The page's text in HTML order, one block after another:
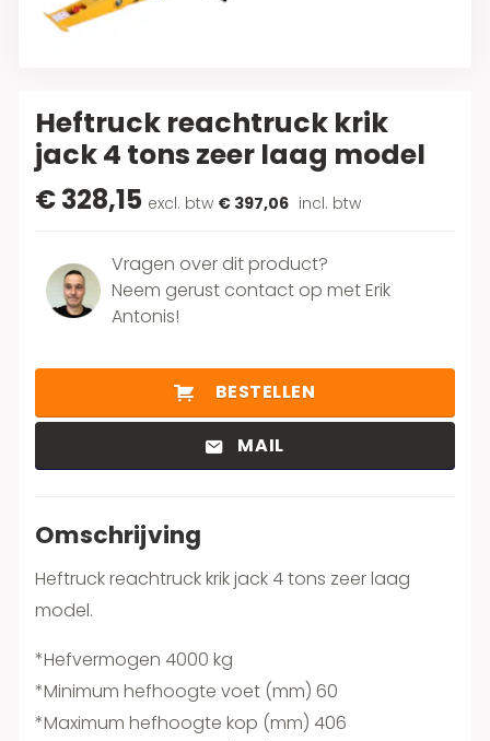
Heftruck reachtruck krik
jack 4 tons zeer laag model
€ 328,15 excl. btw € 397,06 incl. btw
Vragen over dit product?
Neem gerust contact op met Erik
Antonis!
BESTELLEN
MAIL
Omschrijving
Heftruck reachtruck krik jack 4 tons zeer laag
model.
*Hefvermogen 4000 kg
*Minimum hefhoogte voet (mm) 60
*Maximum hefhoogte kop (mm) 406